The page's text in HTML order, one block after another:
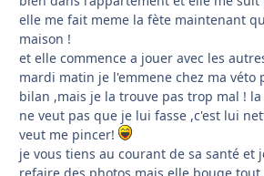
elle me fait meme la fète maintenant
maison !
et elle commence a jouer avec les
mardi matin je l'emmene chez ma
bilan ,mais je la trouve pas trop mal !
ne veut pas que je lui fasse ,c'est lui
veut me pincer!
je vous tiens au courant de sa santé et